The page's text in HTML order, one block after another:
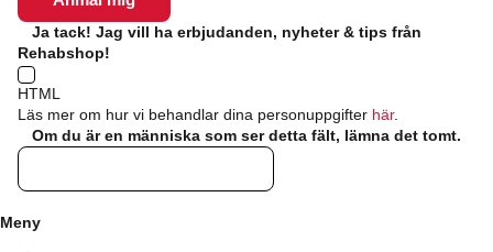
Ja tack! Jag vill ha erbjudanden, nyheter & tips från
Rehabshop!
HTML
Läs mer om hur vi behandlar dina personuppgifter här.
Om du är en människa som ser detta fält, lämna det tomt.
Meny